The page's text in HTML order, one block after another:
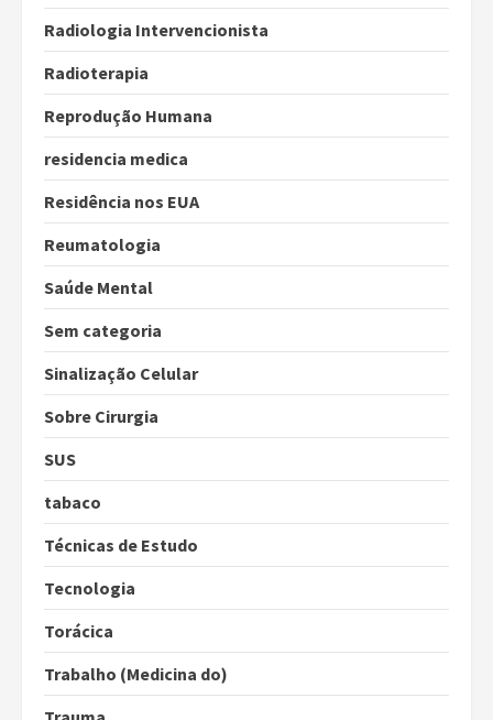
Radiologia Intervencionista
Radioterapia
Reprodução Humana
residencia medica
Residência nos EUA
Reumatologia
Saúde Mental
Sem categoria
Sinalização Celular
Sobre Cirurgia
SUS
tabaco
Técnicas de Estudo
Tecnologia
Torácica
Trabalho (Medicina do)